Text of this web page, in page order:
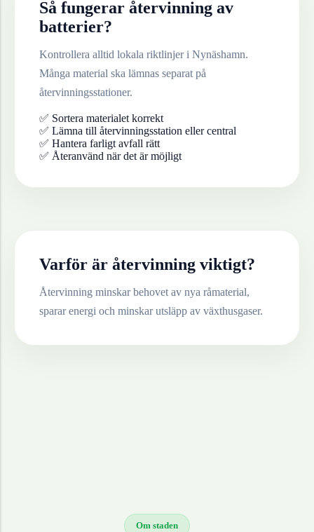
Så fungerar återvinning av
batterier?
Kontrollera alltid lokala riktlinjer i Nynäshamn.
Många material ska lämnas separat på
återvinningsstationer.
✅ Sortera materialet korrekt
✅ Lämna till återvinningsstation eller central
✅ Hantera farligt avfall rätt
✅ Återanvänd när det är möjligt
Varför är återvinning viktigt?
Återvinning minskar behovet av nya råmaterial,
sparar energi och minskar utsläpp av växthusgaser.
Om staden